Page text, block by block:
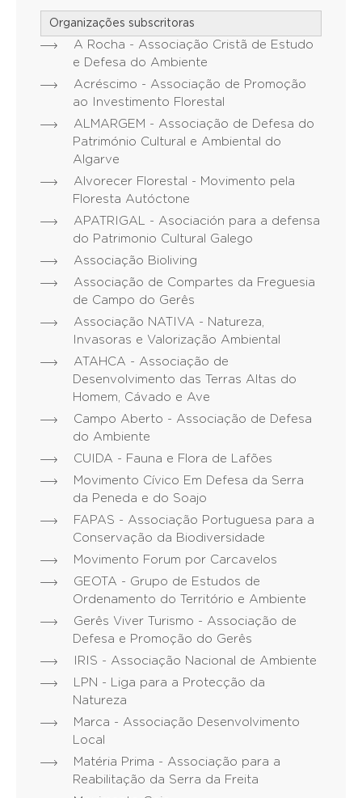
Organizações subscritoras
A Rocha - Associação Cristã de Estudo
e Defesa do Ambiente
Acréscimo - Associação de Promoção
ao Investimento Florestal
ALMARGEM - Associação de Defesa do
Património Cultural e Ambiental do
Algarve
Alvorecer Florestal - Movimento pela
Floresta Autóctone
APATRIGAL - Asociación para a defensa
do Patrimonio Cultural Galego
Associação Bioliving
Associação de Compartes da Freguesia
de Campo do Gerês
Associação NATIVA - Natureza,
Invasoras e Valorização Ambiental
ATAHCA - Associação de
Desenvolvimento das Terras Altas do
Homem, Cávado e Ave
Campo Aberto - Associação de Defesa
do Ambiente
CUIDA - Fauna e Flora de Lafões
Movimento Cívico Em Defesa da Serra
da Peneda e do Soajo
FAPAS - Associação Portuguesa para a
Conservação da Biodiversidade
Movimento Forum por Carcavelos
GEOTA - Grupo de Estudos de
Ordenamento do Território e Ambiente
Gerês Viver Turismo - Associação de
Defesa e Promoção do Gerês
IRIS - Associação Nacional de Ambiente
LPN - Liga para a Protecção da
Natureza
Marca - Associação Desenvolvimento
Local
Matéria Prima - Associação para a
Reabilitação da Serra da Freita